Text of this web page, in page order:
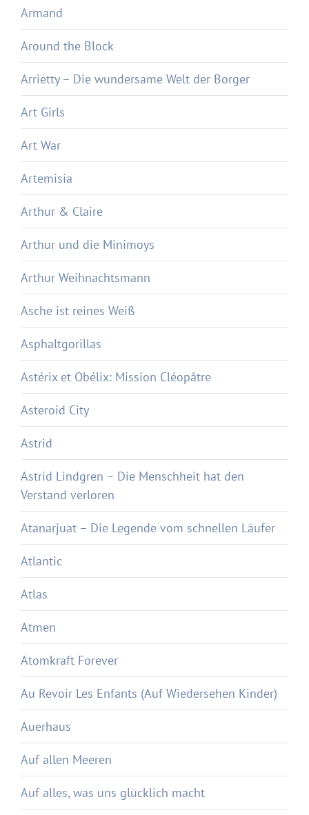
Armand
Around the Block
Arrietty – Die wundersame Welt der Borger
Art Girls
Art War
Artemisia
Arthur & Claire
Arthur und die Minimoys
Arthur Weihnachtsmann
Asche ist reines Weiß
Asphaltgorillas
Astérix et Obélix: Mission Cléopâtre
Asteroid City
Astrid
Astrid Lindgren – Die Menschheit hat den
Verstand verloren
Atanarjuat – Die Legende vom schnellen Läufer
Atlantic
Atlas
Atmen
Atomkraft Forever
Au Revoir Les Enfants (Auf Wiedersehen Kinder)
Auerhaus
Auf allen Meeren
Auf alles, was uns glücklich macht